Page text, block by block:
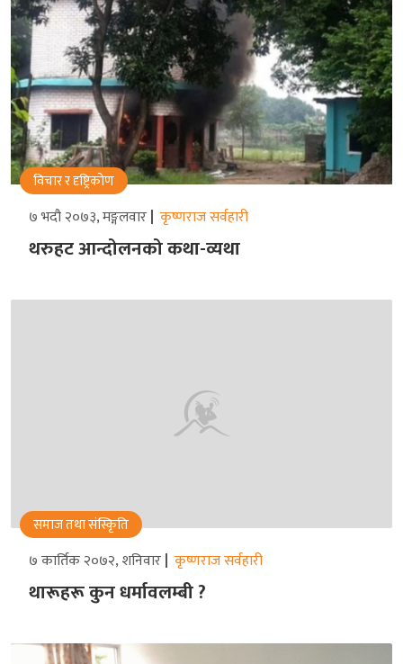
विचार र दृष्ट्रिकोण
७ भदौ २०७३, मङ्गलवार कृष्णराज सर्वहारी
थरुहट आन्दोलनको कथा-व्यथा
समाज तथा संस्किृति
७ कार्तिक २०७२, शनिवार कृष्णराज सर्वहारी
थारूहरू कुन धर्मावलम्बी ?